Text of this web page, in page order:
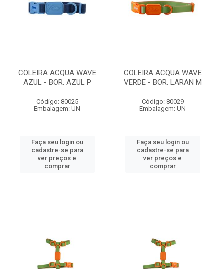
COLEIRA ACQUA WAVE
AZUL - BOR. AZUL P
Código: 80025
Embalagem: UN
Faça seu login ou
cadastre-se para
ver preços e
comprar
COLEIRA ACQUA WAVE
VERDE - BOR. LARAN M
Código: 80029
Embalagem: UN
Faça seu login ou
cadastre-se para
ver preços e
comprar